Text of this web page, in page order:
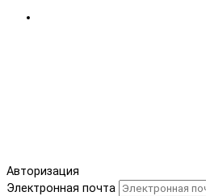
Авторизация
Электронная почта